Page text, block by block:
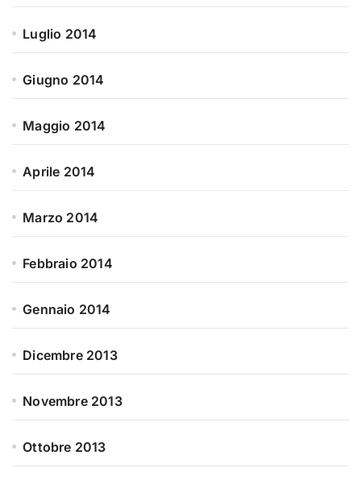
Luglio 2014
Giugno 2014
Maggio 2014
Aprile 2014
Marzo 2014
Febbraio 2014
Gennaio 2014
Dicembre 2013
Novembre 2013
Ottobre 2013